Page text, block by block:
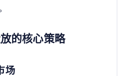
的核心策略
场